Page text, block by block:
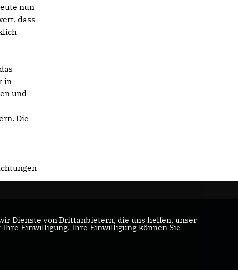
nun
dass
in
und
Die
Dienste von Drittanbietern, die uns helfen, unser
Einwilligung. Ihre Einwilligung können Sie